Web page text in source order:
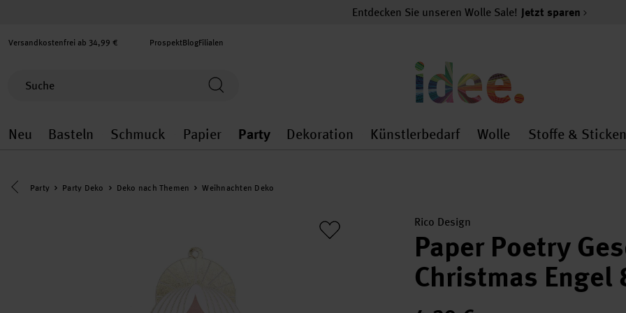
Entdecken Sie unseren Wolle Sale! Jetzt sparen
Versandkostenfrei ab 34,99 € ProspektBlogFilialen
Neu
Neu general.openMenu
Basteln
Basteln general.openMenu
Schmuck
Schmuck general.openMenu
Papier
Papier general.openMenu
Party
Party general.openMenu
Dekoration
Dekoration general.openMenu
Künstlerbedarf
Künstlerbedarf
Wolle
Wolle
Stoffe & Sticken
Eine Kategorie zurück navigieren
Party Party Deko Deko nach Themen Weihnachten Deko
Rico Design
Paper Poetry
Christmas Engel